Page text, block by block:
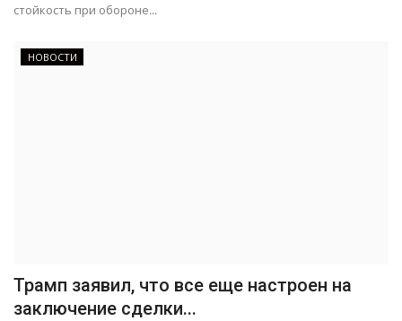
стойкость при обороне...
НОВОСТИ
Трамп заявил, что все еще настроен на
заключение сделки...